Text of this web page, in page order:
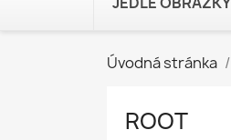
Úvodná stránka
ROOT